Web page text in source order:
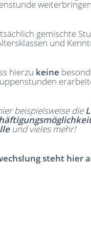
gemischte
und
hierzu keine
beispielsweise die
und vieles mehr!
steht hier